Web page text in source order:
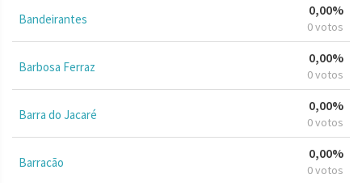
Bandeirantes
0,00%
0 votos
Barbosa Ferraz
0,00%
0 votos
Barra do Jacaré
0,00%
0 votos
Barracão
0,00%
0 votos